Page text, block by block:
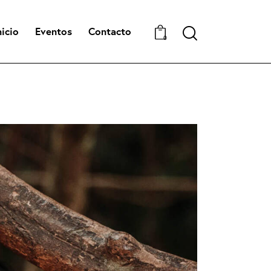
Eventos Contacto 0
Search